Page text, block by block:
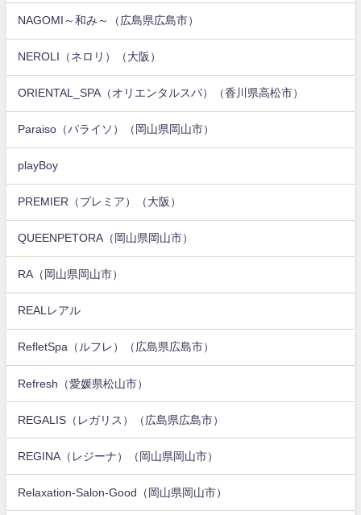
NAGOMI～和み～（広島県広島市）
NEROLI（ネロリ）（大阪）
ORIENTAL_SPA（オリエンタルスパ）（香川県高松市）
Paraiso（パライソ）（岡山県岡山市）
playBoy
PREMIER（プレミア）（大阪）
QUEENPETORA（岡山県岡山市）
RA（岡山県岡山市）
REALレアル
RefletSpa（ルフレ）（広島県広島市）
Refresh（愛媛県松山市）
REGALIS（レガリス）（広島県広島市）
REGINA（レジーナ）（岡山県岡山市）
Relaxation-Salon-Good（岡山県岡山市）